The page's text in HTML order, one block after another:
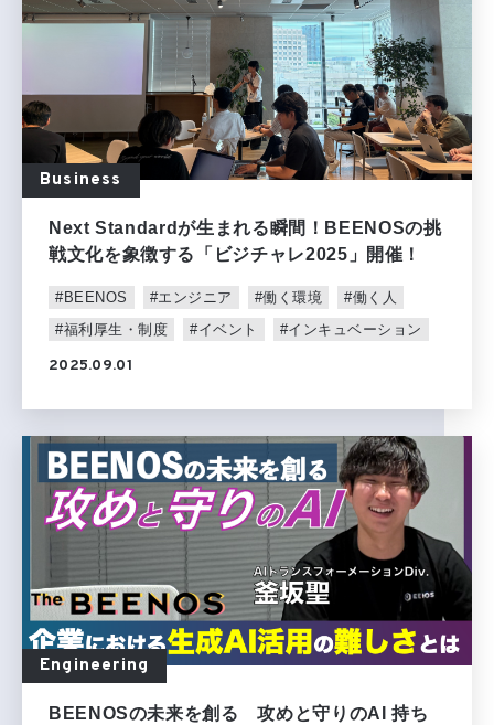
Business
Next Standardが生まれる瞬間！BEENOSの挑
戦文化を象徴する「ビジチャレ2025」開催！
#BEENOS #エンジニア #働く環境
#働く人
#福利厚生・制度
#イベント #インキュベーション
2025.09.01
Engineering
BEENOSの未来を創る 攻めと守りのAI 持ち